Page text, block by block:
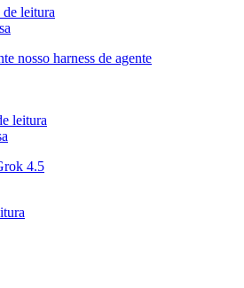
leitura
nosso harness de agente
leitura
4.5